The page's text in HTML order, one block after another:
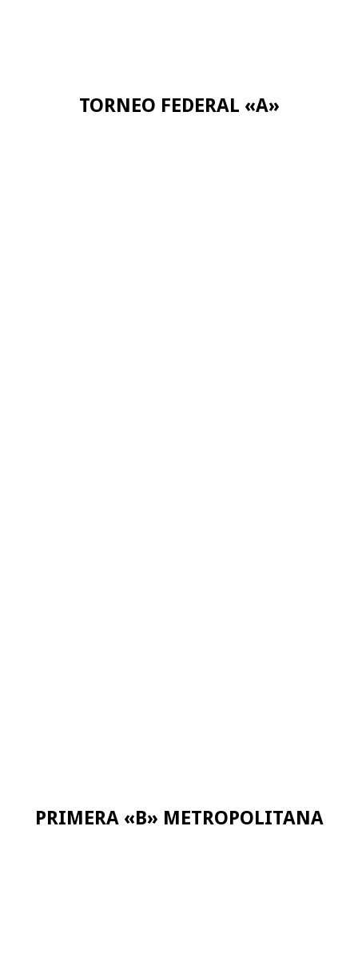
TORNEO FEDERAL «A»
PRIMERA «B» METROPOLITANA